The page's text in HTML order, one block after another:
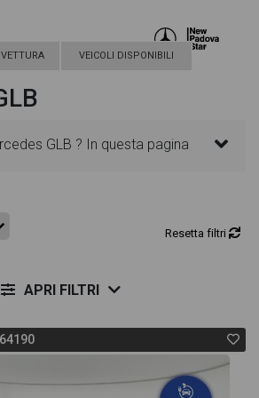
VEICOLI DISPONIBILI
GLB ? In questa pagina
per acquistare un veicolo
schede veicolo sono
essenziali come
Resetta filtri
APRI FILTRI